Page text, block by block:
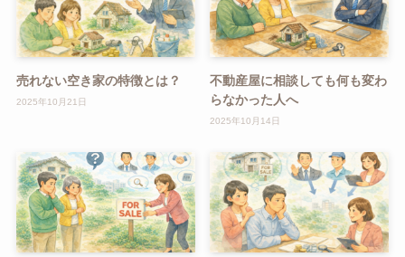
売れない空き家の特徴とは？
2025年10月21日
不動産屋に相談しても何も変わ
らなかった人へ
2025年10月14日